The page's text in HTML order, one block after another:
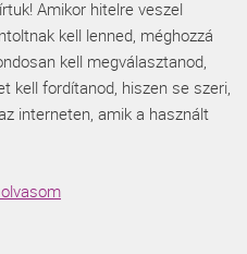
Amikor hitelre veszel
kell lenned, méghozzá
kell megválasztanod,
kell fordítanod, hiszen se szeri,
interneten, amik a használt